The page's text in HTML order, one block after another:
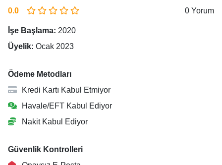
0.0 0 Yorum
İşe Başlama: 2020
Üyelik: Ocak 2023
Ödeme Metodları
Kredi Kartı Kabul Etmiyor
Havale/EFT Kabul Ediyor
Nakit Kabul Ediyor
Güvenlik Kontrolleri